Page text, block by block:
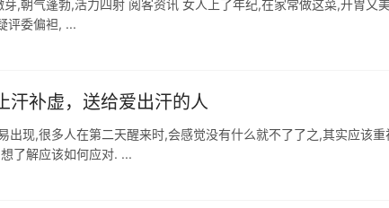
,朝气蓬勃,活力四射 阅客资讯 女人上了年纪,在家常做这菜,开胃又
评委偏袒, ...
汗补虚，送给爱出汗的人
现,很多人在第二天醒来时,会感觉没有什么就不了了之,其实应该重
了解应该如何应对. ...